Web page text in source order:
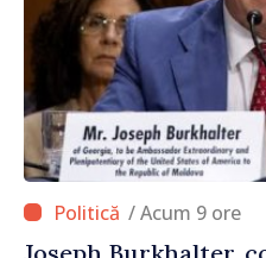
/ Acum 9 ore